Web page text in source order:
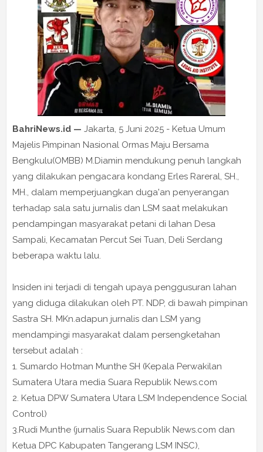
BahriNews.id — Jakarta, 5 Juni 2025 - Ketua Umum
Majelis Pimpinan Nasional Ormas Maju Bersama
Bengkulu(OMBB) M.Diamin mendukung penuh langkah
yang dilakukan pengacara kondang Erles Rareral, SH.,
MH., dalam memperjuangkan duga'an penyerangan
terhadap sala satu jurnalis dan LSM saat melakukan
pendampingan masyarakat petani di lahan Desa
Sampali, Kecamatan Percut Sei Tuan, Deli Serdang
beberapa waktu lalu.
Insiden ini terjadi di tengah upaya penggusuran lahan
yang diduga dilakukan oleh PT. NDP, di bawah pimpinan
Sastra SH. MKn.adapun jurnalis dan LSM yang
mendampingi masyarakat dalam persengketahan
tersebut adalah :
1. Sumardo Hotman Munthe SH (Kepala Perwakilan
Sumatera Utara media Suara Republik News.com
2. Ketua DPW Sumatera Utara LSM Independence Social
Control)
3.Rudi Munthe (jurnalis Suara Republik News.com dan
Ketua DPC Kabupaten Tangerang LSM INSC),